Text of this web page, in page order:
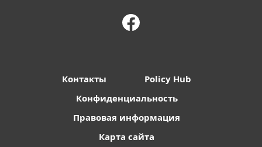
Контакты
Policy Hub
Конфиденциальность
Правовая информация
Карта сайта